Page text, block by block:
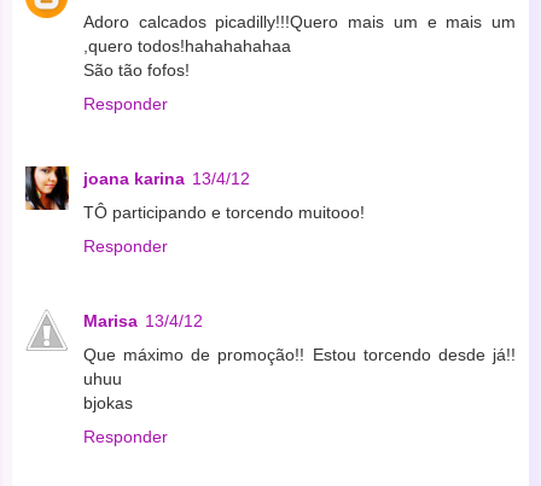
Adoro calcados picadilly!!!Quero mais um e mais um
,quero todos!hahahahahaa
São tão fofos!
Responder
joana karina 13/4/12
TÔ participando e torcendo muitooo!
Responder
Marisa 13/4/12
Que máximo de promoção!! Estou torcendo desde já!!
uhuu
bjokas
Responder